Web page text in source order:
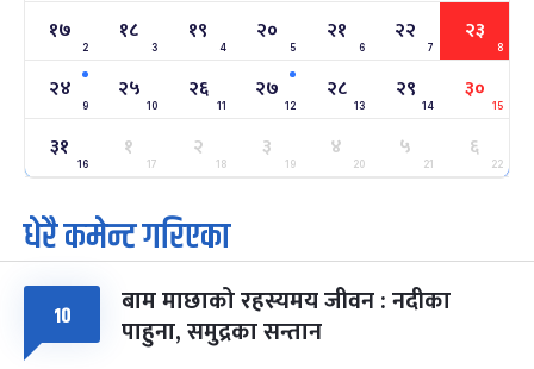
सोम फाल्गुन २४, २०८३- Mar 8, 2027
७ महिना बाँकी
२५
मंगल
ग्याल्पो ल्होसार
फाल्गुन २५, २०८३ Mar 9, 2027
७ महिना बाँकी
७
आइत
पूर्णिमा व्रत
चैत्र ७, २०८३-
८
सोम
फागुपूर्णिमा
चैत्र ८, २०८३-Mar 22, 2027
७ महिना बाँकी
१७
2
१८
3
१९
4
२०
5
२१
6
२२
7
२३
8
२४
9
२५
10
२६
11
२७
12
२८
13
२९
14
३०
15
३१
16
१
17
२
18
३
19
४
20
५
21
६
22
धेरै कमेन्ट गरिएका
१० बाम माछाको रहस्यमय जीवन : नदीका
पाहुना, समुद्रका सन्तान